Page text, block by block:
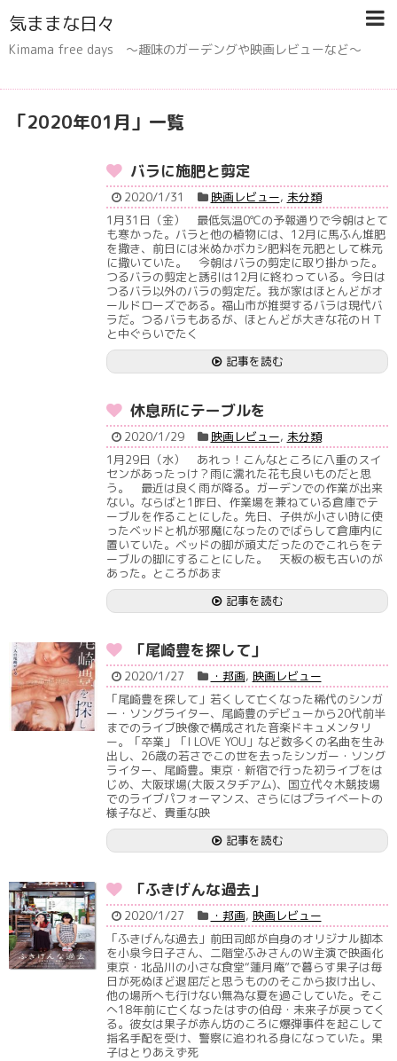
気ままな日々
Kimama free days 〜趣味のガーデングや映画レビューなど〜
「2020年01月 」 一覧
バラに施肥と剪定
2020/1/31 映画レビュー, 未分類
1月31日（金） 最低気温0℃の予報通りで今朝はとて
も寒かった。バラと他の植物には、12月に馬ふん堆肥
を撒き、前日には米ぬかボカシ肥料を元肥として株元
に撒いていた。 今朝はバラの剪定に取り掛かった。
つるバラの剪定と誘引は12月に終わっている。今日は
つるバラ以外のバラの剪定だ。我が家はほとんどがオ
ールドローズである。福山市が推奨するバラは現代バ
ラだ。つるバラもあるが、ほとんどが大きな花のＨＴ
と中ぐらいでたく
記事を読む
休息所にテーブルを
2020/1/29 映画レビュー, 未分類
1月29日（水） あれっ！こんなところに八重のスイ
センがあったっけ？雨に濡れた花も良いものだと思
う。 最近は良く雨が降る。ガーデンでの作業が出来
ない。ならばと1昨日、作業場を兼ねている倉庫でテ
ーブルを作ることにした。先日、子供が小さい時に使
ったベッドと机が邪魔になったのでばらして倉庫内に
置いていた。ベッドの脚が頑丈だったのでこれらをテ
ーブルの脚にすることにした。 天板の板も古いのが
あった。ところがあま
記事を読む
「尾崎豊を探して」
2020/1/27 ・邦画, 映画レビュー
「尾崎豊を探して」若くして亡くなった稀代のシンガ
ー・ソングライター、尾崎豊のデビューから20代前半
までのライブ映像で構成された音楽ドキュメンタリ
ー。「卒業」「I LOVE YOU」など数多くの名曲を生み
出し、26歳の若さでこの世を去ったシンガー・ソング
ライター、尾崎豊。東京・新宿で行った初ライブをは
じめ、大阪球場(大阪スタヂアム)、国立代々木競技場
でのライブパフォーマンス、さらにはプライベートの
様子など、貴重な映
記事を読む
「ふきげんな過去」
2020/1/27 ・邦画, 映画レビュー
「ふきげんな過去」前田司郎が自身のオリジナル脚本
を小泉今日子さん、二階堂ふみさんのＷ主演で映画化
東京・北品川の小さな食堂“蓮月庵”で暮らす果子は毎
日が死ぬほど退屈だと思うもののそこから抜け出し、
他の場所へも行けない無為な夏を過ごしていた。そこ
へ18年前に亡くなったはずの伯母・未来子が戻ってく
る。彼女は果子が赤ん坊のころに爆弾事件を起こして
指名手配を受け、警察に追われる身になっていた。果
子はとりあえず死